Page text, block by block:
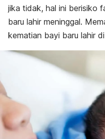
jika tidak, hal ini berisiko
baru lahir meninggal.
kematian bayi baru lahir